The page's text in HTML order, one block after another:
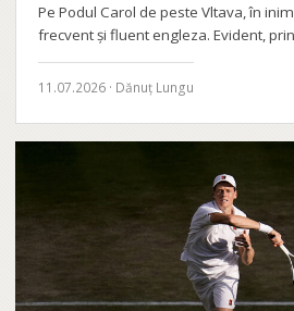
Pe Podul Carol de peste Vltava, în
frecvent și fluent engleza. Evident,
11.07.2026 · Dănuț Lungu